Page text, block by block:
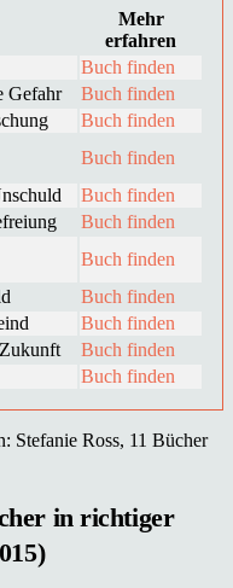
Mehr
erfahren
Buch finden
Gefahr
Buch finden
Buch finden
Buch finden
Buch finden
Buch finden
Buch finden
Buch finden
Buch finden
Buch finden
Buch finden
Stefanie Ross, 11 Bücher
in richtiger